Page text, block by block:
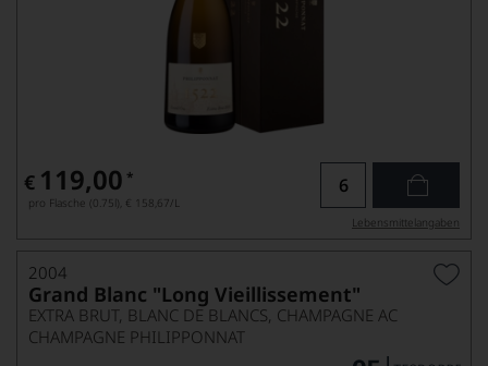
€ 119,00 *
pro Flasche (0.75l), € 158,67/L
Lebensmittel­angaben
2004
Grand Blanc "Long Vieillissement"
EXTRA BRUT, BLANC DE BLANCS, CHAMPAGNE AC
CHAMPAGNE PHILIPPONNAT